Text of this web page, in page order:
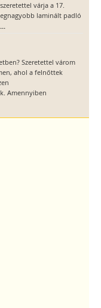
várja a 17.
laminált padló
...
Szeretettel várom
ahol a felnőttek
Amennyiben